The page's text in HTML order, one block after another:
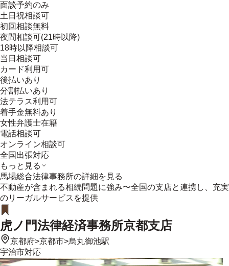
面談予約のみ
土日祝相談可
初回相談無料
夜間相談可(21時以降)
18時以降相談可
当日相談可
カード利用可
後払いあり
分割払いあり
法テラス利用可
着手金無料あり
女性弁護士在籍
電話相談可
オンライン相談可
全国出張対応
もっと見る
馬場総合法律事務所の詳細を見る
不動産が含まれる相続問題に強み〜全国の支店と連携し、充実
のリーガルサービスを提供
虎ノ門法律経済事務所京都支店
京都府>京都市>烏丸御池駅
宇治市対応